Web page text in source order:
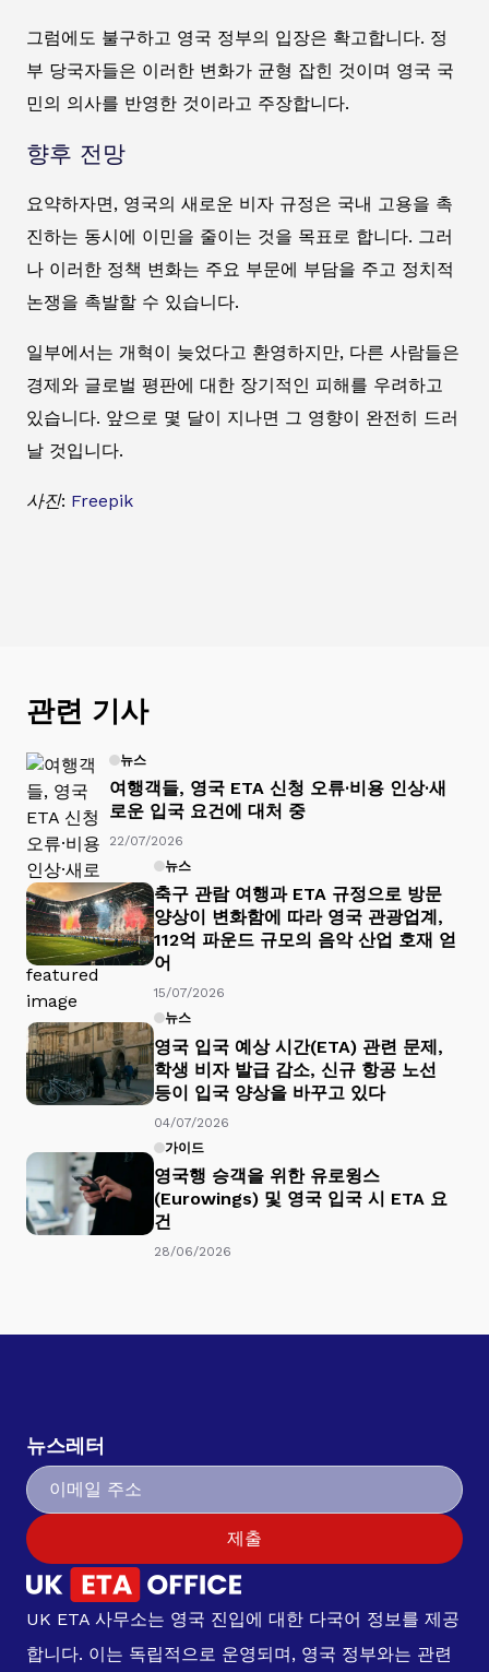
그럼에도 불구하고 영국 정부의 입장은 확고합니다. 정
부 당국자들은 이러한 변화가 균형 잡힌 것이며 영국 국
민의 의사를 반영한 것이라고 주장합니다.
향후 전망
요약하자면, 영국의 새로운 비자 규정은 국내 고용을 촉
진하는 동시에 이민을 줄이는 것을 목표로 합니다. 그러
나 이러한 정책 변화는 주요 부문에 부담을 주고 정치적
논쟁을 촉발할 수 있습니다.
일부에서는 개혁이 늦었다고 환영하지만, 다른 사람들은
경제와 글로벌 평판에 대한 장기적인 피해를 우려하고
있습니다. 앞으로 몇 달이 지나면 그 영향이 완전히 드러
날 것입니다.
사진: Freepik
관련 기사
뉴스
여행객들, 영국 ETA 신청 오류·비용 인상·새
로운 입국 요건에 대처 중
22/07/2026
뉴스
축구 관람 여행과 ETA 규정으로 방문
양상이 변화함에 따라 영국 관광업계,
112억 파운드 규모의 음악 산업 호재 얻
어
15/07/2026
뉴스
영국 입국 예상 시간(ETA) 관련 문제,
학생 비자 발급 감소, 신규 항공 노선
등이 입국 양상을 바꾸고 있다
04/07/2026
가이드
영국행 승객을 위한 유로윙스
(Eurowings) 및 영국 입국 시 ETA 요
건
28/06/2026
뉴스레터
제출
UK ETA 사무소는 영국 진입에 대한 다국어 정보를 제공
합니다. 이는 독립적으로 운영되며, 영국 정부와는 관련